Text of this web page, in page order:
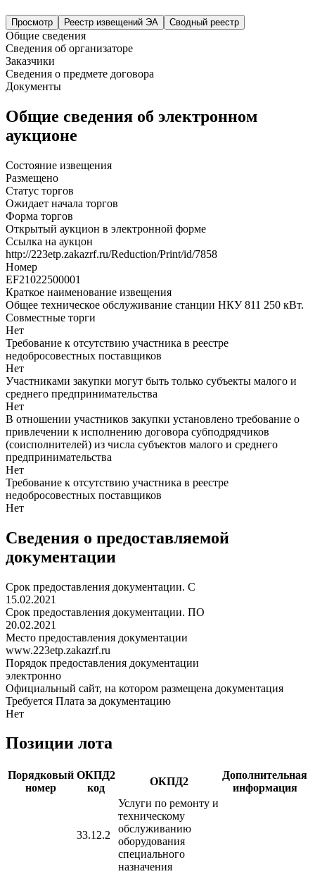
Просмотр Реестр извещений ЭА Сводный реестр
Общие сведения
Сведения об организаторе
Заказчики
Сведения о предмете договора
Документы
Общие сведения об электронном
аукционе
Состояние извещения
Размещено
Статус торгов
Ожидает начала торгов
Форма торгов
Открытый аукцион в электронной форме
Ссылка на аукцон
http://223etp.zakazrf.ru/Reduction/Print/id/7858
Номер
EF21022500001
Краткое наименование извещения
Общее техническое обслуживание станции НКУ 811 250 кВт.
Совместные торги
Нет
Требование к отсутствию участника в реестре
недобросовестных поставщиков
Нет
Участниками закупки могут быть только субъекты малого и
среднего предпринимательства
Нет
В отношении участников закупки установлено требование о
привлечении к исполнению договора субподрядчиков
(соисполнителей) из числа субъектов малого и среднего
предпринимательства
Нет
Требование к отсутствию участника в реестре
недобросовестных поставщиков
Нет
Сведения о предоставляемой
документации
Срок предоставления документации. С
15.02.2021
Срок предоставления документации. ПО
20.02.2021
Место предоставления документации
www.223etp.zakazrf.ru
Порядок предоставления документации
электронно
Официальный сайт, на котором размещена документация
Требуется Плата за документацию
Нет
Позиции лота
Порядковый
номер
ОКПД2
код
ОКПД2
Дополнительная
информация
33.12.2
Услуги по ремонту и
техническому
обслуживанию
оборудования
специального
назначения